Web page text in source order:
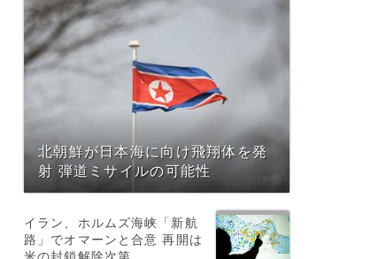
北朝鮮が日本海に向け飛翔体を発
射 弾道ミサイルの可能性
イラン、ホルムズ海峡「新航
路」でオマーンと合意 再開は
米の封鎖解除次第